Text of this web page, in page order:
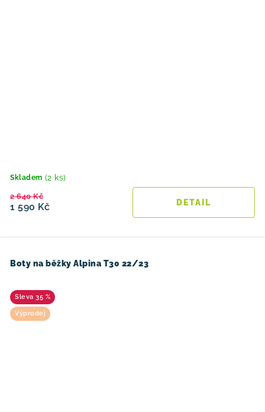
Skladem (2 ks)
1 590 Kč
2 640 Kč
Boty na běžky Alpina T30 22/23
35 %
Výprodej